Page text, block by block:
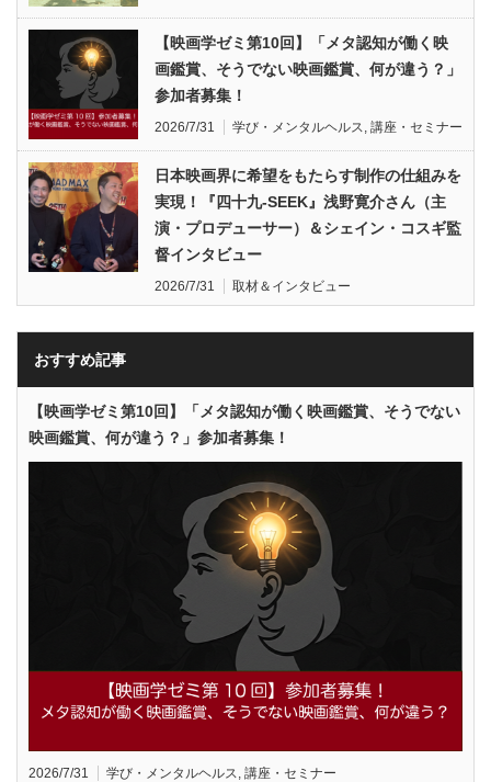
【映画学ゼミ第10回】「メタ認知が働く映
画鑑賞、そうでない映画鑑賞、何が違う？」
参加者募集！
2026/7/31 学び・メンタルヘルス 講座・セミナー
日本映画界に希望をもたらす制作の仕組みを
実現！『四十九-SEEK』浅野寛介さん（主
演・プロデューサー）＆シェイン・コスギ監
督インタビュー
2026/7/31 取材＆インタビュー
おすすめ記事
【映画学ゼミ第10回】「メタ認知が働く映画鑑賞、そうでない
映画鑑賞、何が違う？」参加者募集！
2026/7/31 学び・メンタルヘルス 講座・セミナー